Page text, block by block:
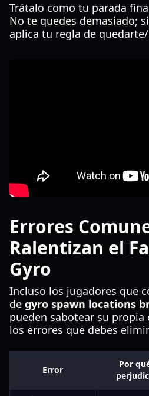
Trátalo como tu parada
No te quedes demasiado;
aplica tu regla de
Errores
Ralentizan el
Gyro
Incluso los jugadores que
de gyro spawn locations
pueden sabotear su propia
los errores que debes
Error
Por